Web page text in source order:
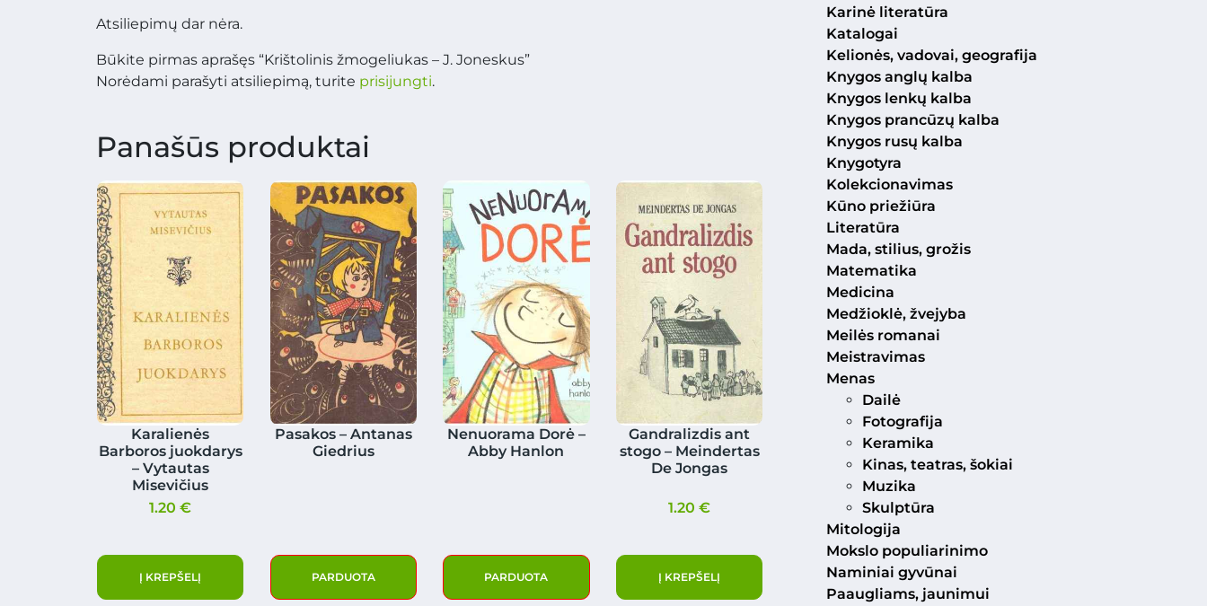
Atsiliepimų dar nėra.
Būkite pirmas aprašęs “Krištolinis žmogeliukas – J. Joneskus”
Norėdami parašyti atsiliepimą, turite prisijungti.
Panašūs produktai
Karalienės
Barboros juokdarys
– Vytautas
Misevičius
1.20€
Į KREPŠELĮ
Pasakos – Antanas
Giedrius
PARDUOTA
Nenuorama Dorė –
Abby Hanlon
PARDUOTA
Gandralizdis ant
stogo – Meindertas
De Jongas
1.20€
Į KREPŠELĮ
Karinė literatūra
Katalogai
Kelionės, vadovai, geografija
Knygos anglų kalba
Knygos lenkų kalba
Knygos prancūzų kalba
Knygos rusų kalba
Knygotyra
Kolekcionavimas
Kūno priežiūra
Literatūra
Mada, stilius, grožis
Matematika
Medicina
Medžioklė, žvejyba
Meilės romanai
Meistravimas
Menas
Dailė
Fotografija
Keramika
Kinas, teatras, šokiai
Muzika
Skulptūra
Mitologija
Mokslo populiarinimo
Naminiai gyvūnai
Paaugliams, jaunimui